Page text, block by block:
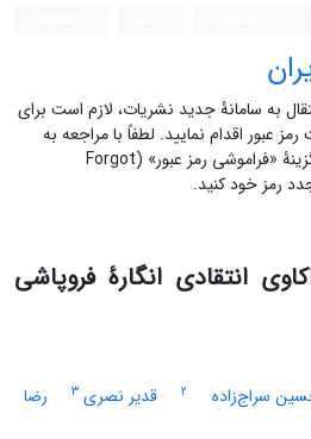
به سامانۀ جدید نشریات، لازم است برای
عبور اقدام نمایید. لطفاً با مراجعه به
منوی ورود به سامانه و انتخاب گزینۀ «فراموشی رمز عبور» (Forgot
انتقادی انگارۀ فروپاشی
سراج‌زاده 2 قدیر نصری 3
رضا